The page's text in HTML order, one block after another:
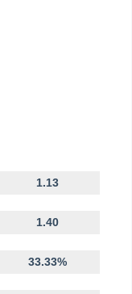
1.13
1.40
33.33%